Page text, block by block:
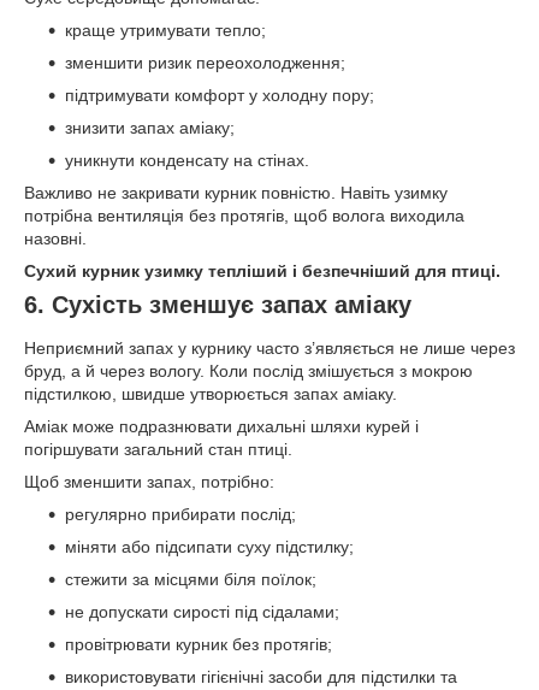
краще утримувати тепло;
зменшити ризик переохолодження;
підтримувати комфорт у холодну пору;
знизити запах аміаку;
уникнути конденсату на стінах.
Важливо не закривати курник повністю. Навіть узимку
потрібна вентиляція без протягів, щоб волога виходила
назовні.
Сухий курник узимку тепліший і безпечніший для птиці.
6. Сухість зменшує запах аміаку
Неприємний запах у курнику часто з’являється не лише через
бруд, а й через вологу. Коли послід змішується з мокрою
підстилкою, швидше утворюється запах аміаку.
Аміак може подразнювати дихальні шляхи курей і
погіршувати загальний стан птиці.
Щоб зменшити запах, потрібно:
регулярно прибирати послід;
міняти або підсипати суху підстилку;
стежити за місцями біля поїлок;
не допускати сирості під сідалами;
провітрювати курник без протягів;
використовувати гігієнічні засоби для підстилки та